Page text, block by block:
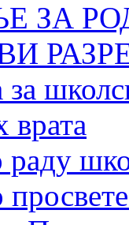
ЗА
за
врата